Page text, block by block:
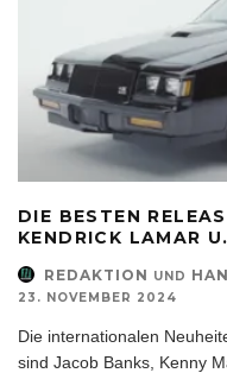
DIE BESTEN
KENDRICK LAMAR
REDAKTION UND
23. NOVEMBER 2024
Die internationalen
sind Jacob Banks, Kenny